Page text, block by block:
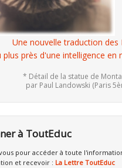
Une nouvelle traduction des
plus près d'une intelligence en
* Détail de la statue de
par Paul Landowski (Paris
à ToutEduc
pour accéder à toute
et recevoir : La Lettre ToutEduc